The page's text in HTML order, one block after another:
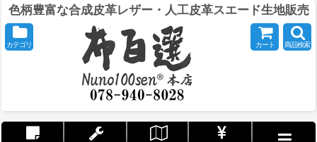
色柄豊富な合成皮革レザー・人工皮革スエード生地販売
カテゴリ カート 商品検索